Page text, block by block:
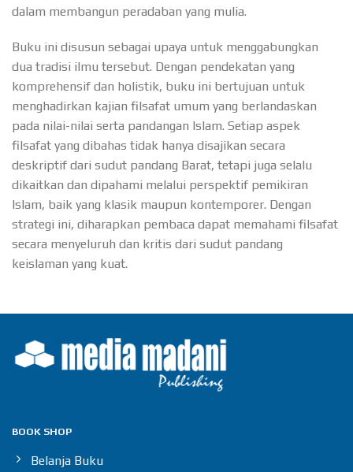
dalam membangun peradaban yang mulia.
Buku ini disusun sebagai upaya untuk menggabungkan
dua tradisi ilmu tersebut. Dengan pendekatan yang
komprehensif dan holistik, buku ini bertujuan untuk
menghadirkan kajian filsafat umum yang berlandaskan
pada nilai-nilai serta pandangan Islam. Setiap aspek
filsafat yang dibahas tidak hanya disajikan secara
deskriptif dari sudut pandang Barat, tetapi juga selalu
dikaitkan dan dipahami melalui perspektif pemikiran
Islam, baik yang klasik maupun kontemporer. Dengan
strategi ini, diharapkan pembaca dapat memahami filsafat
secara menyeluruh dan kritis dari sudut pandang
keislaman yang kuat.
BOOK SHOP
Belanja Buku